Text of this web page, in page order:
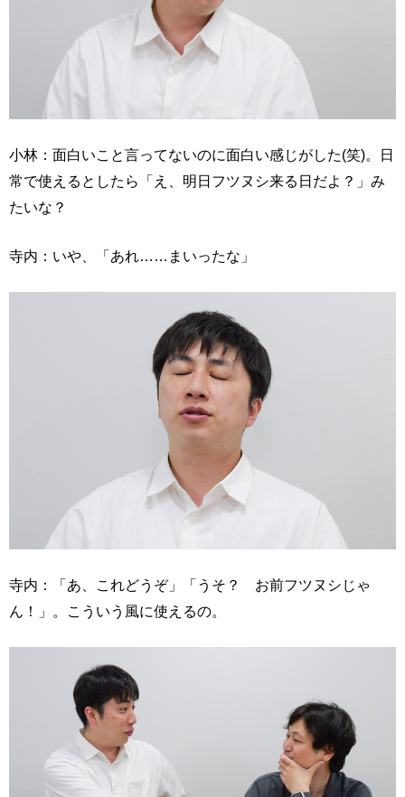
小林：面白いこと言ってないのに面白い感じがした(笑)。日
常で使えるとしたら「え、明日フツヌシ来る日だよ？」み
たいな？
寺内：いや、「あれ……まいったな」
寺内：「あ、これどうぞ」「うそ？ お前フツヌシじゃ
ん！」。こういう風に使えるの。